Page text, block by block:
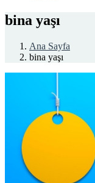
bina yaşı
Ana Sayfa
bina yaşı